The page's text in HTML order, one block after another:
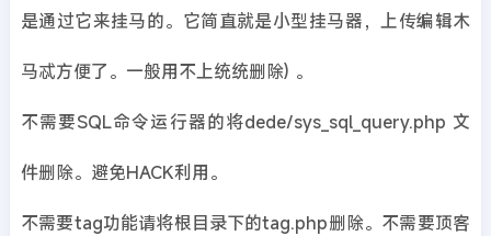
是通过它来挂马的。它简直就是小型挂马器，上传编辑木
马忒方便了。一般用不上统统删除) 。
不需要SQL命令运行器的将dede/sys_sql_query.php 文
件删除。避免HACK利用。
不需要tag功能请将根目录下的tag.php删除。不需要顶客